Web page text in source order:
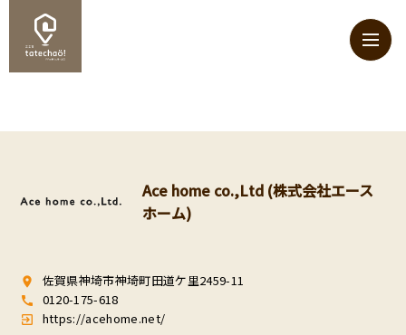
Ace home co.,Ltd (株式会社エース
ホーム)
room 佐賀県神埼市神埼町田道ケ里2459-11
call 0120-175-618
exit_to_app https://acehome.net/